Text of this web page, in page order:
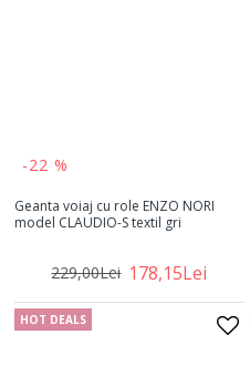
-22 %
Geanta voiaj cu role ENZO NORI
model CLAUDIO-S textil gri
178,15Lei
229,00Lei
HOT DEALS